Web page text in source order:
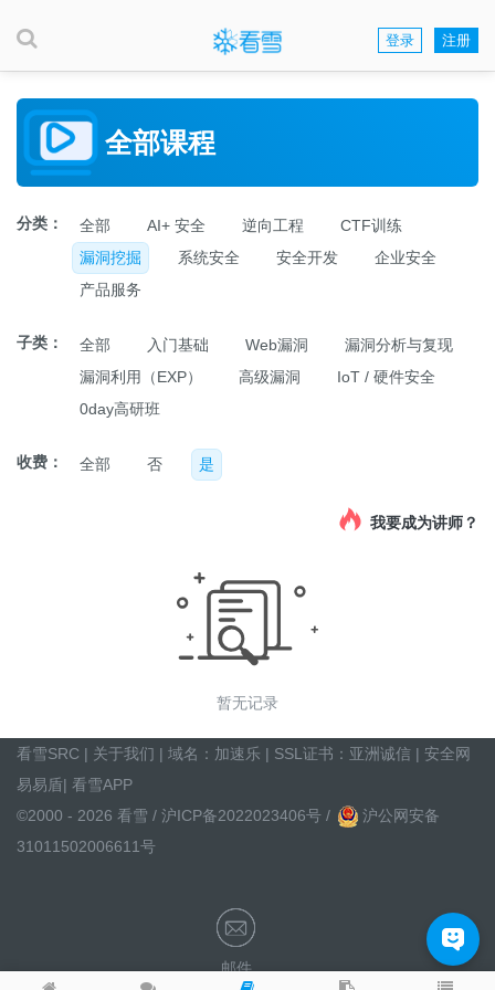
登录 注册
全部课程
分类： 全部 AI+ 安全 逆向工程
CTF训练
漏洞挖掘
系统安全 安全开发
企业安全
产品服务
子类： 全部 入门基础 Web漏洞
漏洞分析与复现
漏洞利用（EXP）
高级漏洞
IoT / 硬件安全
0day高研班
收费： 全部 否 是
我要成为讲师？
暂无记录
看雪SRC | 关于我们 | 域名： 加速乐 | SSL证书： 亚洲诚信 | 安全网
易易盾| 看雪APP
©2000 - 2026 看雪 / 沪ICP备2022023406号 /
沪公网安备
31011502006611号
邮件